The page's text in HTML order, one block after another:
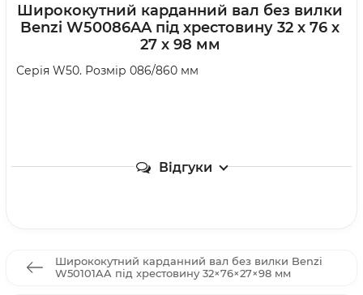
Ширококутний карданний вал без вилки
Benzi W50086AA під хрестовину 32 х 76 х
27 х 98 мм
Серія W50. Розмір 086/860 мм
Відгуки
Ширококутний карданний вал без вилки Benzi
W50101AA під хрестовину 32×76×27×98 мм